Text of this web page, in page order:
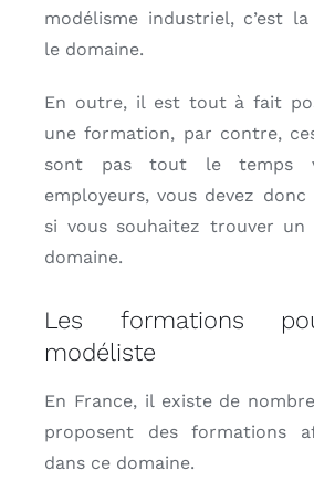
modélisme industriel, c’est
le domaine.
En outre, il est tout à fait
une formation, par contre,
sont pas tout le temps
employeurs, vous devez
si vous souhaitez trouver un
domaine.
Les formations
modéliste
En France, il existe de
proposent des formations
dans ce domaine.